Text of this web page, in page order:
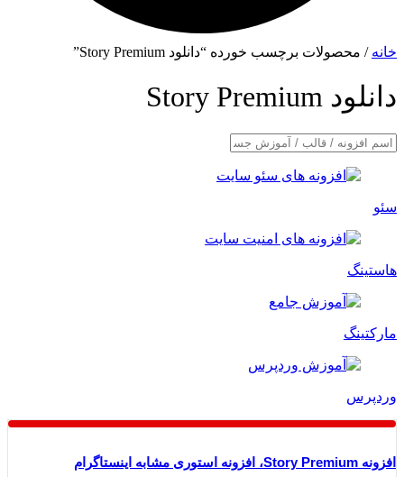
خانه / محصولات برچسب خورده “دانلود Story Premium”
دانلود Story Premium
سئو
هاستینگ
مارکتینگ
وردپرس
افزونه Story Premium، افزونه استوری مشابه اینستاگرام